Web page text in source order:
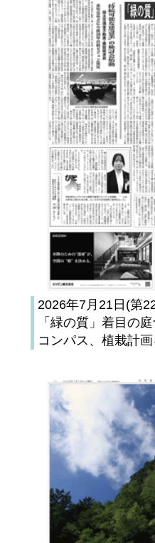
2026年7月21日(第
「緑の質」着目の
コンパス、植栽計